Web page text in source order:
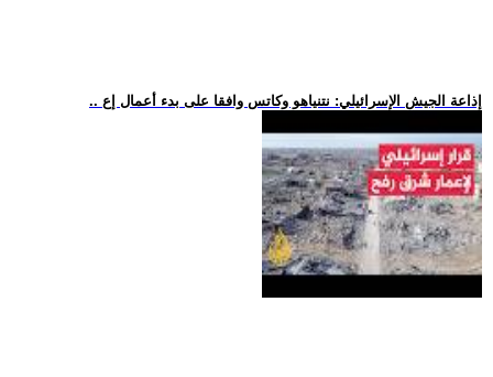
.. إذاعة الجيش الإسرائيلي: نتنياهو وكاتس وافقا على بدء أعمال إع